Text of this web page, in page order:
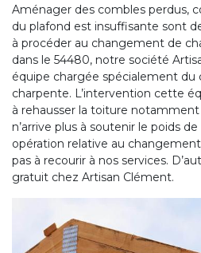
Aménager des combles perdus,
du plafond est insuffisante sont
à procéder au changement de
dans le 54480, notre société
équipe chargée spécialement
charpente. L’intervention cette
à rehausser la toiture
n’arrive plus à soutenir le poids
opération relative au
pas à recourir à nos services.
gratuit chez Artisan Clément.